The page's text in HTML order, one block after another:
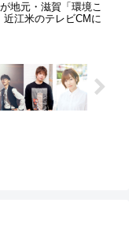
地元・滋賀「環境こ
近江米のテレビCMに